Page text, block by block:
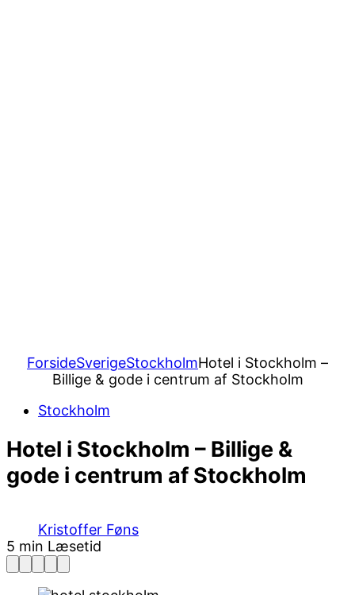
ForsideSverigeStockholmHotel i Stockholm –
Billige & gode i centrum af Stockholm
Stockholm
Hotel i Stockholm – Billige &
gode i centrum af Stockholm
Kristoffer Føns
5 min Læsetid
Facebook
Pinterest
Twitter
PrintEmail